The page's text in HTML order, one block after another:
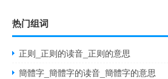
热门组词
正则_正则的读音_正则的意思
簡體字_簡體字的读音_簡體字的意思